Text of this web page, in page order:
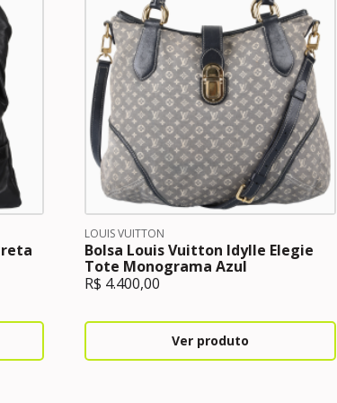
LOUIS VUITTON
Bolsa Louis Vuitton Idylle Elegie
Tote Monograma Azul
R$ 4.400,00
Ver produto